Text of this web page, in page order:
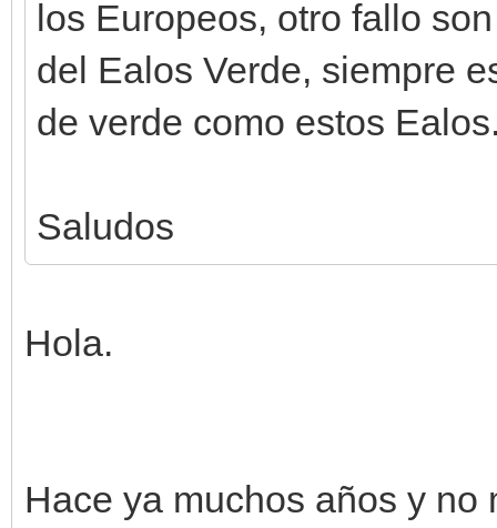
los Europeos, otro fallo
del Ealos Verde, siempre
de verde como estos
Saludos
Hola.
Hace ya muchos años y